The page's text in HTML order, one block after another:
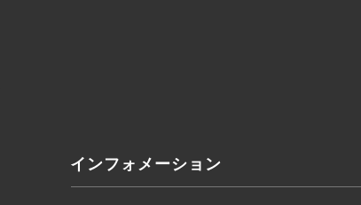
インフォメーション